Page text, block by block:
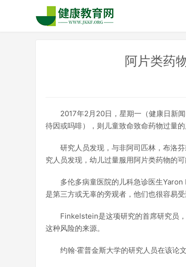
阿片类药
2017年2月20日，星期一（健康日新
待因或吗啡），则儿童致命致命药物过量的
研究人员发现，与非阿司匹林，布洛
究人员发现，幼儿过量服用阿片类药物的可
多伦多病童医院的儿科急诊医生
是第三方或无辜的旁观者，他们也很容易受
Finkelstein是这项研究的首席研究员
这种风险的来源。
约翰·霍普金斯大学的研究人员在该论